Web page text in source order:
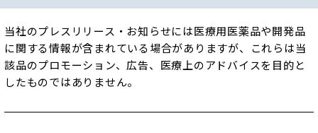
当社のプレスリリース・お知らせには医療用医薬品や開発品
に関する情報が含まれている場合がありますが、
これらは当
該品のプロモーション、広告、医療上のアドバイスを目的と
したものではありません。